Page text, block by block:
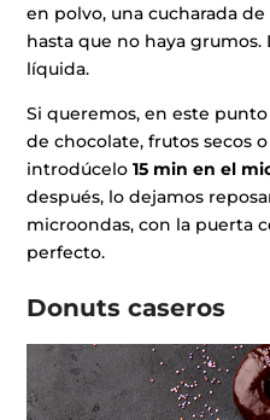
en polvo, una cucharada
hasta que no haya
líquida.
Si queremos, en este
de chocolate, frutos secos
introdúcelo15 min en el
después, lo dejamos
microondas, con la puerta
perfecto.
Donuts caseros